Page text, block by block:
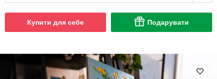
Купити для себе Подарувати